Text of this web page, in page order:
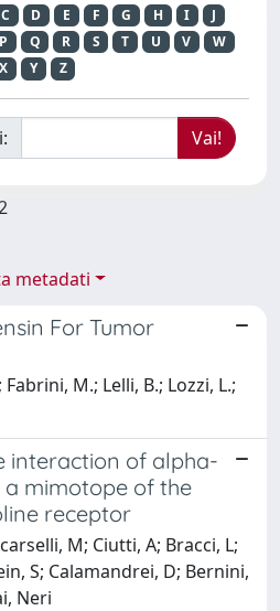
C D E F G H I
J
P Q R S T U V
W
X
Y Z
metadati
For Tumor
M.; Lelli, B.; Lozzi, L.;
interaction of alpha-
mimotope of the
receptor
M; Ciutti, A; Bracci, L;
S; Calamandrei, D; Bernini,
Neri